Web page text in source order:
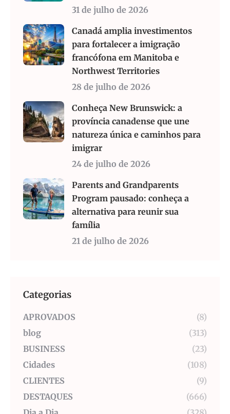
31 de julho de 2026
Canadá amplia investimentos
para fortalecer a imigração
francófona em Manitoba e
Northwest Territories
28 de julho de 2026
Conheça New Brunswick: a
província canadense que une
natureza única e caminhos para
imigrar
24 de julho de 2026
Parents and Grandparents
Program pausado: conheça a
alternativa para reunir sua
família
21 de julho de 2026
Categorias
APROVADOS
(8)
blog
(313)
BUSINESS
(23)
Cidades
(108)
CLIENTES
(9)
DESTAQUES
(666)